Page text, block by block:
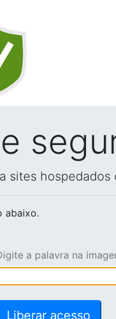
sites hospedados
abaixo.
a palavra na